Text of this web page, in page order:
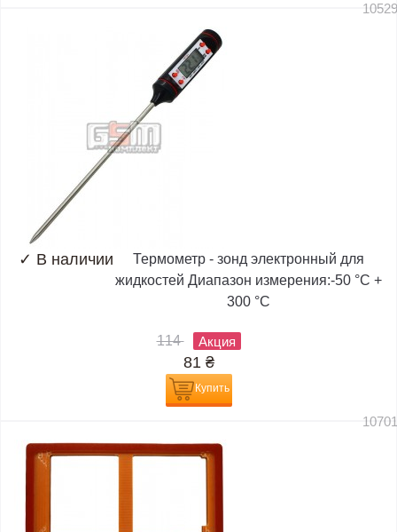
✓ В наличии
Термометр - зонд электронный для
жидкостей Диапазон измерения:-50 °C +
300 °C
114 Акция
81 ₴
Купить